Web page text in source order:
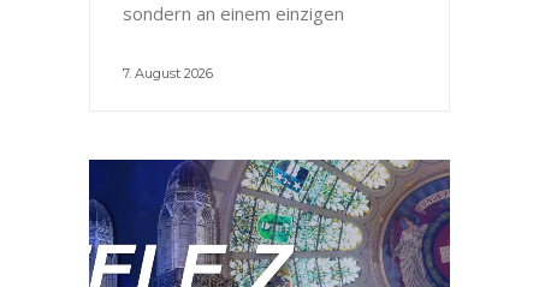
sondern an einem einzigen
7. August 2026